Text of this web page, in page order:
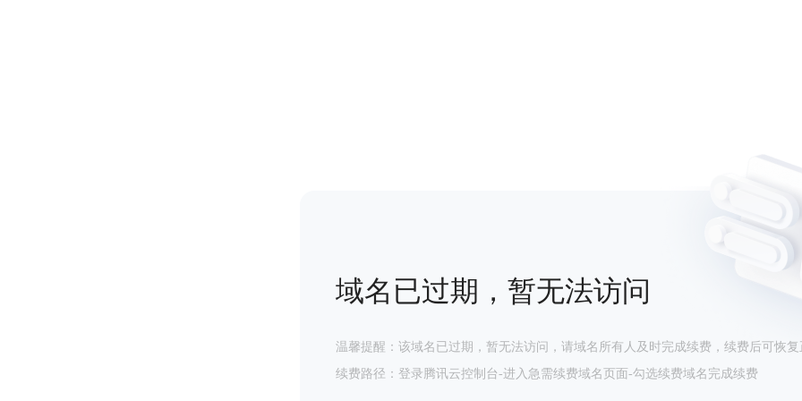
域名已过期，暂无法访问
温馨提醒：该域名已过期，暂无法访问，请域名所有人及时完成续费，续费后可恢复
续费路径：登录腾讯云控制台-进入急需续费域名页面-勾选续费域名完成续费